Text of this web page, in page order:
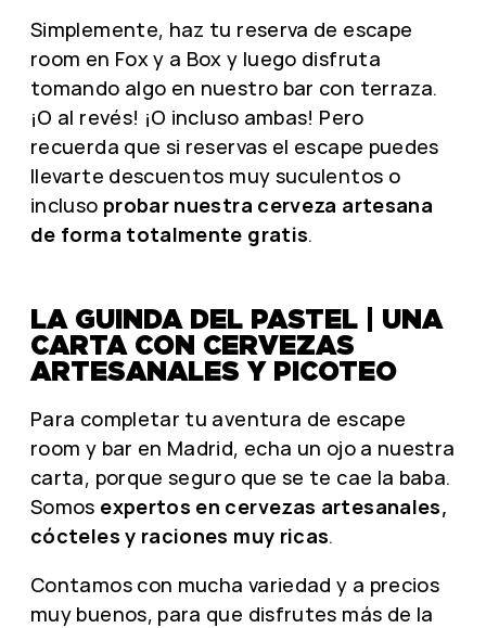
Simplemente, haz tu reserva de escape
room en Fox y a Box y luego disfruta
tomando algo en nuestro bar con terraza.
¡O al revés! ¡O incluso ambas! Pero
recuerda que si reservas el escape puedes
llevarte descuentos muy suculentos o
incluso probar nuestra cerveza artesana
de forma totalmente gratis.
LA GUINDA DEL PASTEL | UNA
CARTA CON CERVEZAS
ARTESANALES Y PICOTEO
Para completar tu aventura de escape
room y bar en Madrid, echa un ojo a nuestra
carta, porque seguro que se te cae la baba.
Somos expertos en cervezas artesanales,
cócteles y raciones muy ricas.
Contamos con mucha variedad y a precios
muy buenos, para que disfrutes más de la